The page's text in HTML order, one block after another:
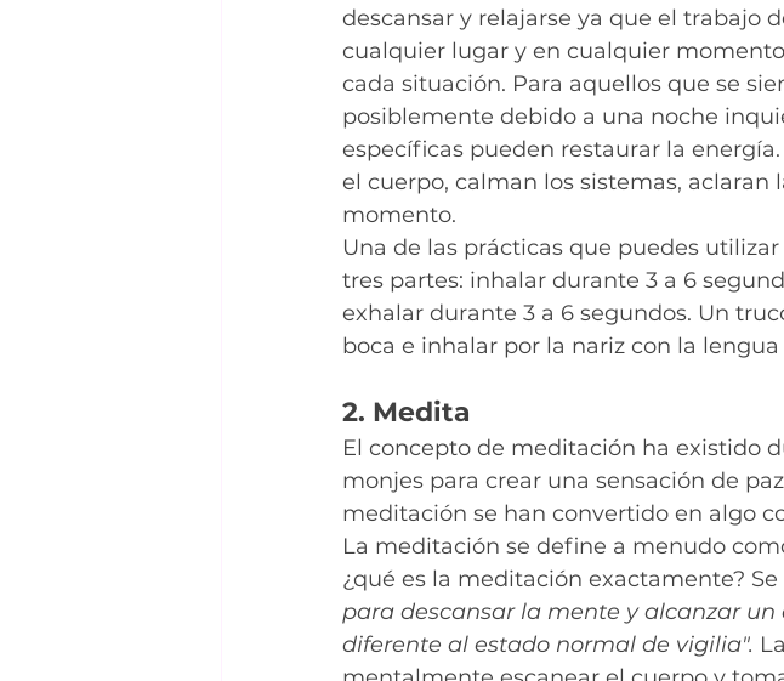
descansar y relajarse ya que el trabajo
cualquier lugar y en cualquier
cada situación. Para aquellos que se
posiblemente debido a una noche
específicas pueden restaurar la
el cuerpo, calman los sistemas,
momento.
Una de las prácticas que puedes
tres partes: inhalar durante 3 a 6
exhalar durante 3 a 6 segundos. Un
boca e inhalar por la nariz con la
2. Medita
El concepto de meditación ha existido
monjes para crear una sensación de
meditación se han convertido en algo
La meditación se define a menudo
¿qué es la meditación exactamente?
para descansar la mente y alcanzar
diferente al estado normal de vigilia".